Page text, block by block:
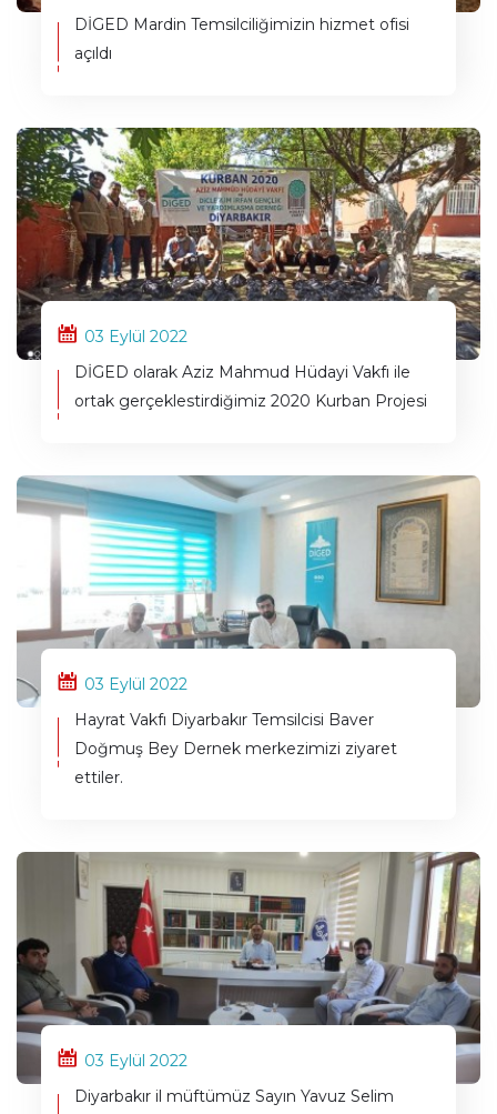
DİGED Mardin Temsilciliğimizin hizmet ofisi
açıldı
03 Eylül 2022
DİGED olarak Aziz Mahmud Hüdayi Vakfı ile
ortak gerçeklestirdiğimiz 2020 Kurban Projesi
03 Eylül 2022
Hayrat Vakfı Diyarbakır Temsilcisi Baver
Doğmuş Bey Dernek merkezimizi ziyaret
ettiler.
03 Eylül 2022
Diyarbakır il müftümüz Sayın Yavuz Selim